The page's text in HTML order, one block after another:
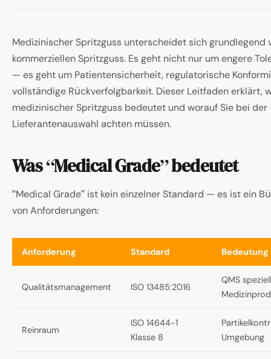
Medizinischer Spritzguss unterscheidet sich grundlegend
kommerziellen Spritzguss. Es geht nicht nur um engere
— es geht um Patientensicherheit, regulatorische
vollständige Rückverfolgbarkeit. Dieser Leitfaden erklärt,
medizinischer Spritzguss bedeutet und worauf Sie bei der
Lieferantenauswahl achten müssen.
Was “Medical Grade” bedeutet
“Medical Grade” ist kein einzelner Standard — es ist ein
von Anforderungen:
Anforderung Standard Bedeutung
Qualitätsmanagement ISO 13485:2016
QMS
Reinraum
ISO 14644-1
Klasse 8
Umgebung